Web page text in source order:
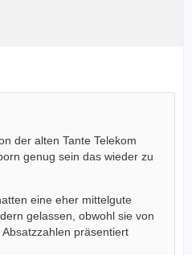
der alten Tante Telekom
genug sein das wieder zu
eine eher mittelgute
gelassen, obwohl sie von
präsentiert